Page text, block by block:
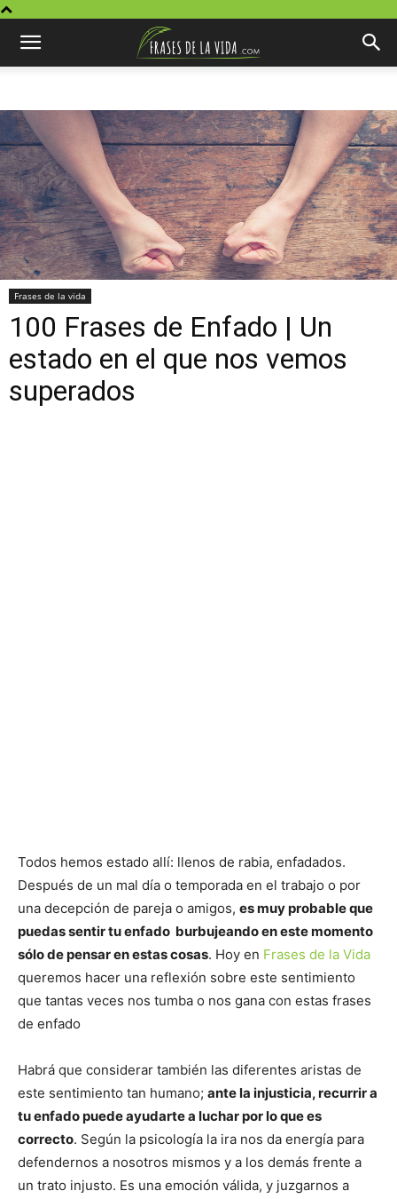
Frases de la vida
100 Frases de Enfado | Un
estado en el que nos vemos
superados
Todos hemos estado allí: llenos de rabia, enfadados.
Después de un mal día o temporada en el trabajo o por
una decepción de pareja o amigos, es muy probable que
puedas sentir tu enfado burbujeando en este momento
sólo de pensar en estas cosas. Hoy en Frases de la Vida
queremos hacer una reflexión sobre este sentimiento
que tantas veces nos tumba o nos gana con estas frases
de enfado
Habrá que considerar también las diferentes aristas de
este sentimiento tan humano; ante la injusticia, recurrir a
tu enfado puede ayudarte a luchar por lo que es
correcto. Según la psicología la ira nos da energía para
defendernos a nosotros mismos y a los demás frente a
un trato injusto. Es una emoción válida, y juzgarnos a